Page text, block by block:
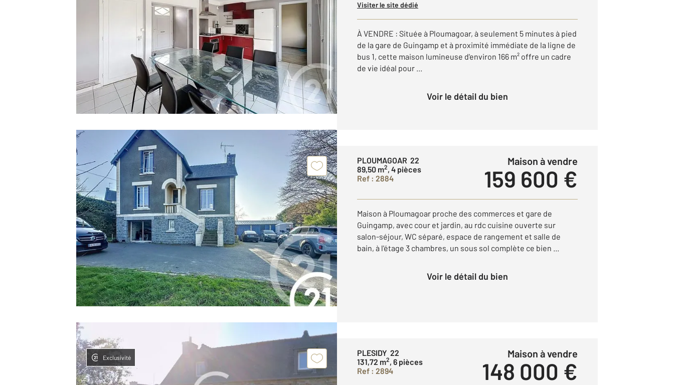
Visiter le site dédié
À VENDRE : Située à Ploumagoar, à seulement 5 minutes à pied
de la gare de Guingamp et à proximité immédiate de la ligne de
bus 1, cette maison lumineuse d'environ 166 m² offre un cadre
de vie idéal pour ...
Voir le détail du bien
PLOUMAGOAR 22
89,50 m2, 4 pièces
Ref : 2884
Maison à vendre
159 600 €
Maison à Ploumagoar proche des commerces et gare de
Guingamp, avec cour et jardin, au rdc cuisine ouverte sur
salon-séjour, WC séparé, espace de rangement et salle de
bain, à l'étage 3 chambres, un sous sol complète ce bien ...
Voir le détail du bien
Exclusivité
PLESIDY 22
131,72 m2, 6 pièces
Ref : 2894
Maison à vendre
148 000 €